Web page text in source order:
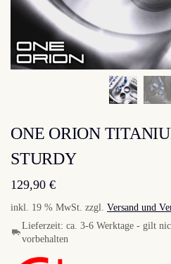
ONE ORION
STURDY
129,90 €
inkl. 19 % MwSt. zzgl. Versand und
Lieferzeit: ca. 3-6 Werktage - gilt
vorbehalten